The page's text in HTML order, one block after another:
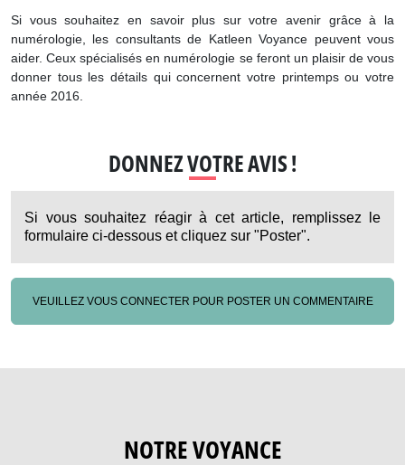
Si vous souhaitez en savoir plus sur votre avenir grâce à la
numérologie, les consultants de Katleen Voyance peuvent vous
aider. Ceux spécialisés en numérologie se feront un plaisir de vous
donner tous les détails qui concernent votre printemps ou votre
année 2016.
DONNEZ VOTRE AVIS !
Si vous souhaitez réagir à cet article, remplissez le
formulaire ci-dessous et cliquez sur "Poster".
VEUILLEZ VOUS CONNECTER POUR POSTER UN COMMENTAIRE
NOTRE VOYANCE